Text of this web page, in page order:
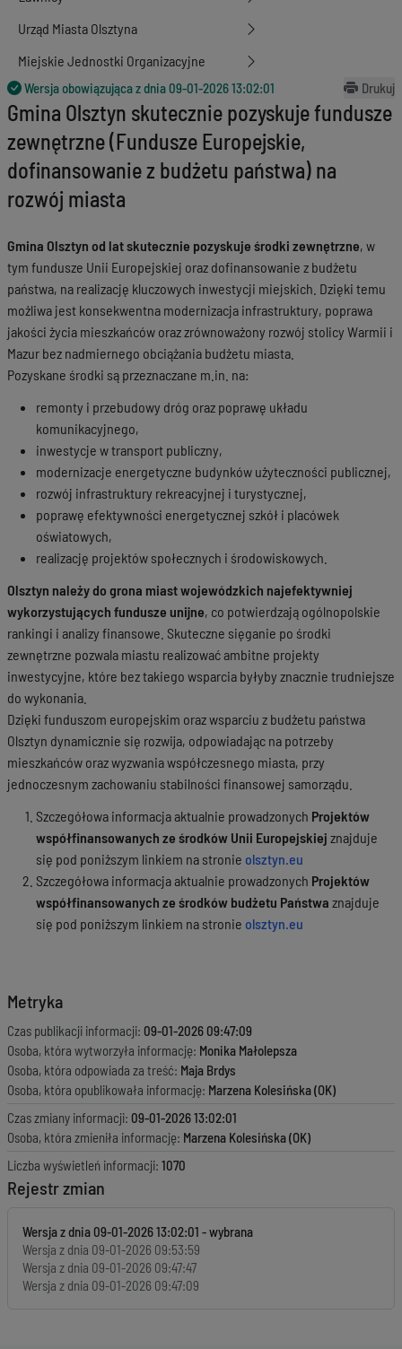
Urząd Miasta Olsztyna
Miejskie Jednostki Organizacyjne
Wersja obowiązująca z dnia09-01-2026 13:02:01 Drukuj
Gmina Olsztyn skutecznie pozyskuje fundusze
zewnętrzne (Fundusze Europejskie,
dofinansowanie z budżetu państwa) na
rozwój miasta
Gmina Olsztyn od lat skutecznie pozyskuje środki zewnętrzne, w
tym fundusze Unii Europejskiej oraz dofinansowanie z budżetu
państwa, na realizację kluczowych inwestycji miejskich. Dzięki temu
możliwa jest konsekwentna modernizacja infrastruktury, poprawa
jakości życia mieszkańców oraz zrównoważony rozwój stolicy Warmii i
Mazur bez nadmiernego obciążania budżetu miasta.
Pozyskane środki są przeznaczane m.in. na:
remonty i przebudowy dróg oraz poprawę układu
komunikacyjnego,
inwestycje w transport publiczny,
modernizacje energetyczne budynków użyteczności publicznej,
rozwój infrastruktury rekreacyjnej i turystycznej,
poprawę efektywności energetycznej szkół i placówek
oświatowych,
realizację projektów społecznych i środowiskowych.
Olsztyn należy do grona miast wojewódzkich najefektywniej
wykorzystujących fundusze unijne, co potwierdzają ogólnopolskie
rankingi i analizy finansowe. Skuteczne sięganie po środki
zewnętrzne pozwala miastu realizować ambitne projekty
inwestycyjne, które bez takiego wsparcia byłyby znacznie trudniejsze
do wykonania.
Dzięki funduszom europejskim oraz wsparciu z budżetu państwa
Olsztyn dynamicznie się rozwija, odpowiadając na potrzeby
mieszkańców oraz wyzwania współczesnego miasta, przy
jednoczesnym zachowaniu stabilności finansowej samorządu.
Szczegółowa informacja aktualnie prowadzonych Projektów
współfinansowanych ze środków Unii Europejskiej znajduje
się pod poniższym linkiem na stronie olsztyn.eu
Szczegółowa informacja aktualnie prowadzonych Projektów
współfinansowanych ze środków budżetu Państwa znajduje
się pod poniższym linkiem na stronie olsztyn.eu
Metryka
Czas publikacji informacji: 09-01-2026 09:47:09
Osoba, która wytworzyła informację: Monika Małolepsza
Osoba, która odpowiada za treść: Maja Brdys
Osoba, która opublikowała informację: Marzena Kolesińska (OK)
Czas zmiany informacji: 09-01-2026 13:02:01
Osoba, która zmieniła informację: Marzena Kolesińska (OK)
Liczba wyświetleń informacji: 1070
Rejestr zmian
Wersja z dnia 09-01-2026 13:02:01
Wersja z dnia 09-01-2026 09:53:59
Wersja z dnia 09-01-2026 09:47:47
Wersja z dnia 09-01-2026 09:47:09